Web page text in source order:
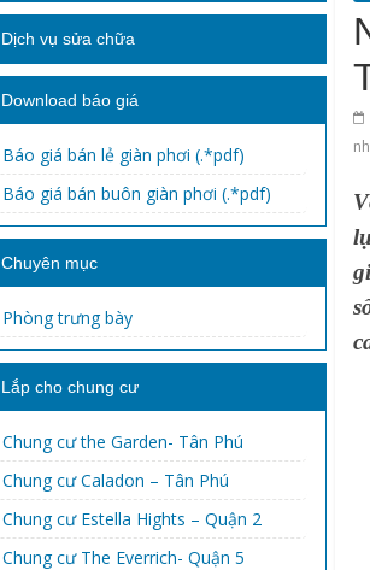
Dịch vụ sửa chữa
Download báo giá
Báo giá bán lẻ giàn phơi (.*pdf)
Báo giá bán buôn giàn phơi (.*pdf)
Chuyên mục
Phòng trưng bày
Lắp cho chung cư
Chung cư the Garden- Tân Phú
Chung cư Caladon – Tân Phú
Chung cư Estella Hights – Quận 2
Chung cư The Everrich- Quận 5